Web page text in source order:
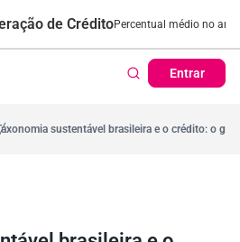
de CréditoPercentual médio no ano
Entrar
53,7% Cartão de Crédito |
sustentável brasileira e o crédito: o